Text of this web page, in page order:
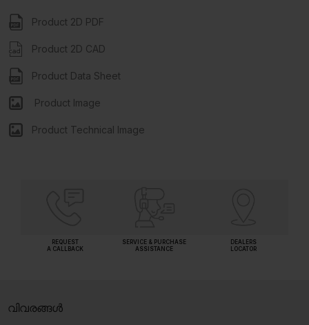
Product 2D PDF
Product 2D CAD
Product Data Sheet
Product Image
Product Technical Image
REQUEST
A CALLBACK
SERVICE & PURCHASE
ASSISTANCE
DEALERS
LOCATOR
വിവരങ്ങൾ